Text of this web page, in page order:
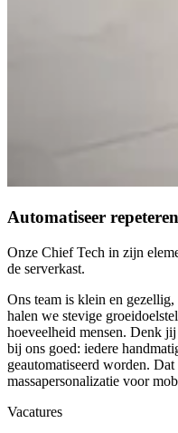
Automatiseer
Onze Chief Tech in zijn
de serverkast.
Ons team is klein en
halen we stevige
hoeveelheid mensen. Denk
bij ons goed: iedere
geautomatiseerd worden.
massapersonalizatie voor
Vacatures